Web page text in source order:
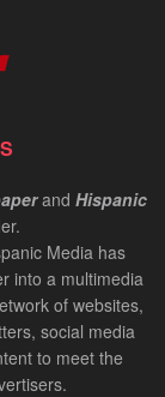
and Hispanic
Media has
into a multimedia
of websites,
social media
to meet the